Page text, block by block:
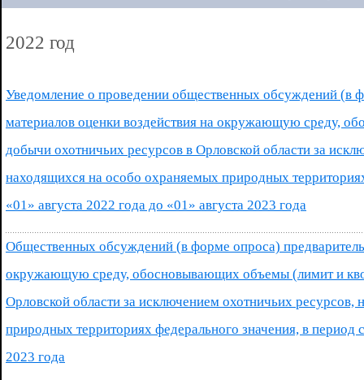
2022 год
Уведомление о проведении общественных обсуждений (в
материалов оценки воздействия на окружающую среду,
добычи охотничьих ресурсов в Орловской области за
находящихся на особо охраняемых природных
«01» августа 2022 года до «01» августа 2023 года
Общественных обсуждений (в форме опроса)
окружающую среду, обосновывающих объемы (лимит и
Орловской области за исключением охотничьих
природных территориях федерального значения, в период
2023 года